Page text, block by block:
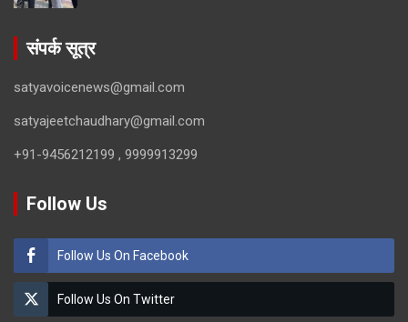
संपर्क सूत्र
satyavoicenews@gmail.com
satyajeetchaudhary@gmail.com
+91-9456212199 , 9999913299
Follow Us
Follow Us On Facebook
Follow Us On Twitter